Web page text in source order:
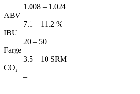
1.008 – 1.024
ABV
7.1 – 11.2 %
IBU
20 – 50
Farge
3.5 – 10 SRM
CO₂
–
–